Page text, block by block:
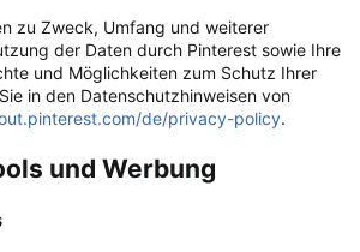
zu Zweck, Umfang und weiterer
der Daten durch Pinterest sowie Ihre
und Möglichkeiten zum Schutz Ihrer
in den Datenschutzhinweisen von
de/privacy-policy.
und Werbung